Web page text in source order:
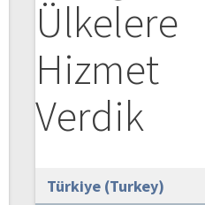
Ülkelere
Hizmet
Verdik
Türkiye (Turkey)